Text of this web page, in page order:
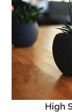
High